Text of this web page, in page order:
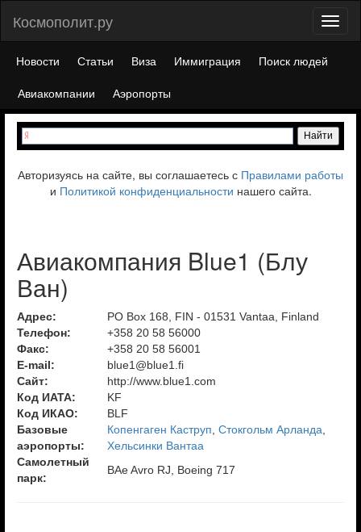
Космополит.ру
Новости Статьи Виза Иммиграция
Поиск людей
Авиакомпании
Аэропорты
Авторизуясь на сайте, вы соглашаетесь с Правилами работы
и Политикой конфиденциальности нашего сайта.
Авиакомпания Blue1 (Блу
Ван)
Адрес:
PO Box 168, FIN - 01531 Vantaa, Finland
Телефон:
+358 20 58 56000
Факс:
+358 20 58 56001
E-mail:
blue1@blue1.fi
Сайт:
http://www.blue1.com
Код ИАТА:
KF
Код ИКАО:
BLF
Базовые
аэропорты:
Копенгаген Каструп Стокгольм Арланда
Хельсинки Вантаа
Самолетный
парк:
BAe Avro RJ, Boeing 717